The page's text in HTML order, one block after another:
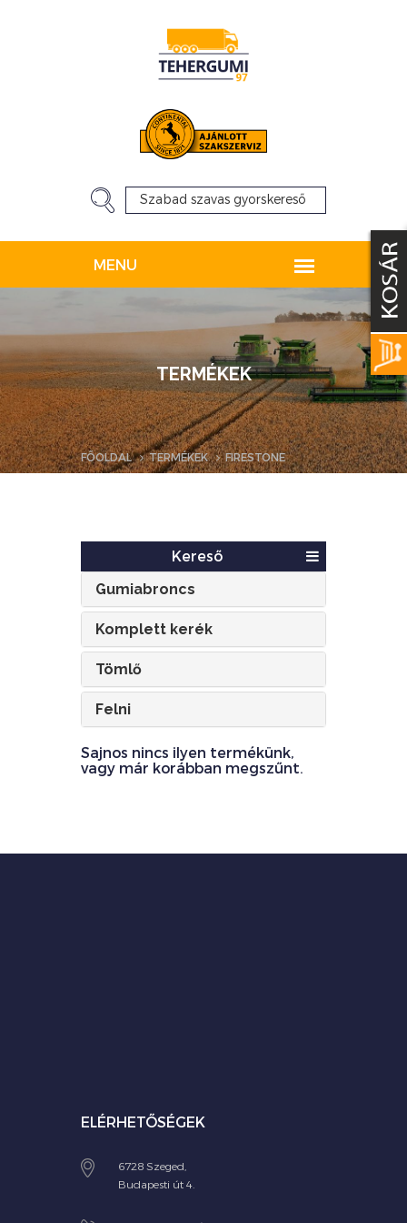
TERMÉKEK
FŐOLDAL TERMÉKEK FIRESTONE
Kereső
Gumiabroncs
Komplett kerék
Tömlő
Felni
Sajnos nincs ilyen termékünk,
vagy már korábban megszűnt.
ELÉRHETŐSÉGEK
6728 Szeged,
Budapesti út 4.